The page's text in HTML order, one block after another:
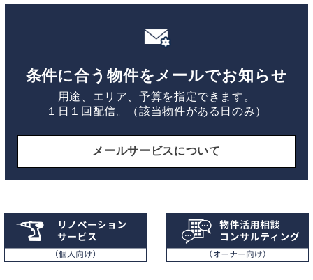
条件に合う物件をメールでお知らせ
用途、エリア、予算を指定できます。
１日１回配信。（該当物件がある日のみ）
メールサービスについて